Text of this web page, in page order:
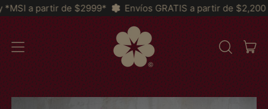
$2999* Envíos GRATIS a partir de $2,200 a Toda la
MENU
SEARCH
OUR
SITE